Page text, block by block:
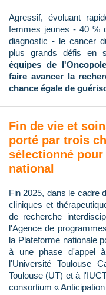
Agressif, évoluant
femmes jeunes - 40 %
diagnostic - le cancer
plus grands défis en
équipes de
faire avancer la
chance égale de
Fin de vie et
porté par trois
sélectionné
national
Fin 2025, dans le cadre
cliniques et
de recherche
l'Agence de
la Plateforme nationale
à une phase d'appel
l'Université Toulouse
Toulouse (UT) et à
consortium «